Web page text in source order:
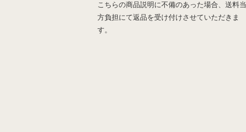
こちらの商品説明に不備のあった場合、送料当
方負担にて返品を受け付けさせていただきま
す。